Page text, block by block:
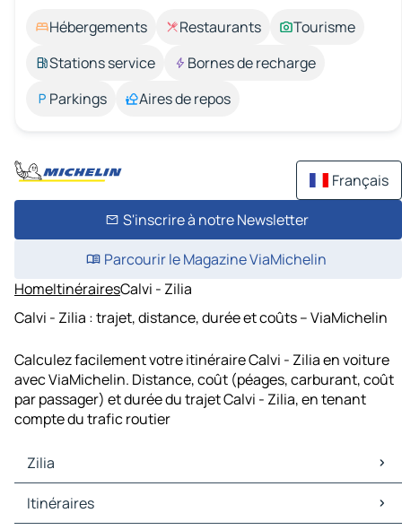
Hébergements Restaurants
Tourisme
Stations service
Bornes de recharge
Parkings
Aires de repos
Français
S'inscrire à notre Newsletter
Parcourir le Magazine ViaMichelin
HomeItinérairesCalvi - Zilia
Calvi - Zilia : trajet, distance, durée et coûts – ViaMichelin
Calculez facilement votre itinéraire Calvi - Zilia en voiture
avec ViaMichelin. Distance, coût (péages, carburant, coût
par passager) et durée du trajet Calvi - Zilia, en tenant
compte du trafic routier
Zilia
Zilia Cartes et plans
Zilia Trafic
Itinéraires